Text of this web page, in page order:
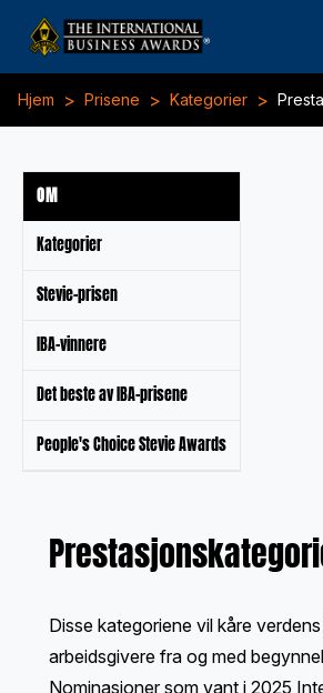
Hjem > Prisene > Kategorier >
OM
Kategorier
Stevie-prisen
IBA-vinnere
Det beste av IBA-prisene
People's Choice Stevie Awards
Disse kategoriene vil kåre
arbeidsgivere fra og med
Nominasjoner som vant i 2025